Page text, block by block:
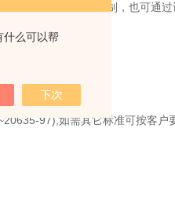
什么可以帮
进行液位指示和控制，也可通过
97),如需其它标准可按客户